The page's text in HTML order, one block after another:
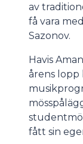
av
få vara
Sazonov.
Havis
årens lopp
fått sin